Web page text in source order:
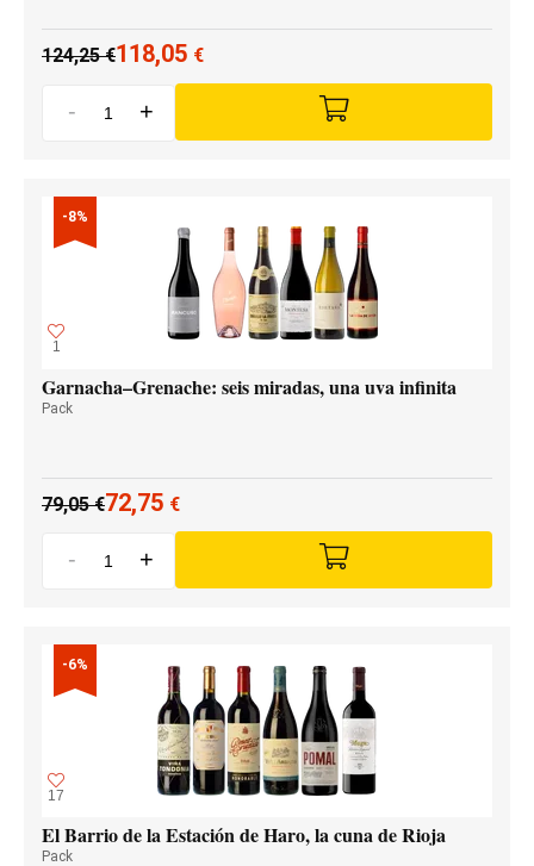
124,25€118,05 €
- +
-8%
1
Garnacha–Grenache: seis miradas, una uva infinita
Pack
79,05€72,75 €
- +
-6%
17
El Barrio de la Estación de Haro, la cuna de Rioja
Pack